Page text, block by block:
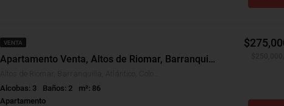
VENTA
Apartamento Venta, Altos de Riomar, Barranquilla (29219)
Alcobas: 3
Baños: 2
m²: 86
Apartamento